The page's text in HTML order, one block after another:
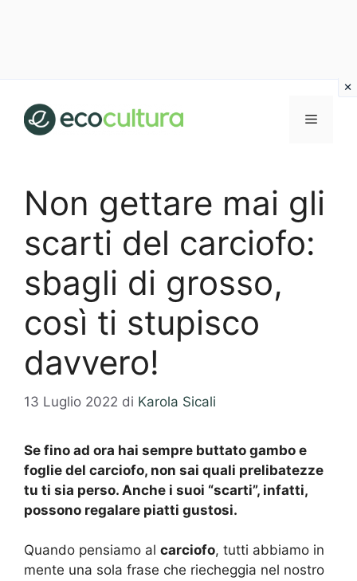
contenuto
MENU
Non gettare mai gli
scarti del carciofo:
sbagli di grosso,
così ti stupisco
davvero!
13 Luglio 2022 di Karola Sicali
Se fino ad ora hai sempre buttato gambo e
foglie del carciofo, non sai quali prelibatezze
tu ti sia perso. Anche i suoi “scarti”, infatti,
possono regalare piatti gustosi.
Quando pensiamo al carciofo, tutti abbiamo in
mente una sola frase che riecheggia nel nostro